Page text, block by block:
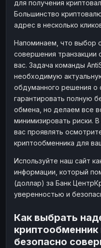
для получения
Большинство
адрес в несколько
Напоминаем, что выбор
совершения
вас. Задача команды
необходимую
обдуманного решения
гарантировать полную
обмена, но делаем все
минимизировать риски.
вас проявлять
криптообменника для
Используйте наш сайт
информации, который
(доллар) за Банк
уверенностью и
Как выбрать
криптообменник
безопасно